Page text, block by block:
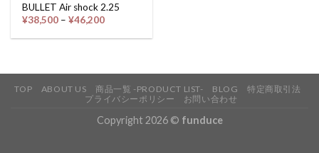
BULLET Air shock 2.25
¥38,500 –¥46,200価
帯:
TOP ABOUT US 商品一覧 -PRODUCT LIST- BLOG
特定商取引法
プライバシーポリシー
お問い合わせ
Copyright 2026 © funduce